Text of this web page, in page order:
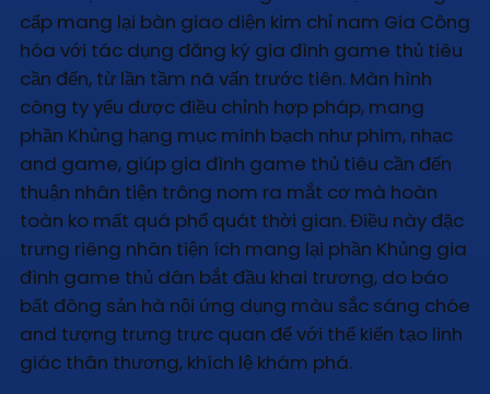
cấp mang lại bàn giao diện kim chỉ nam Gia Công
hóa với tác dụng đăng ký gia đình game thủ tiêu
cần đến, từ lần tầm nã vấn trước tiên. Màn hình
công ty yếu được điều chỉnh hợp pháp, mang
phần Khủng hạng mục minh bạch như phim, nhạc
and game, giúp gia đình game thủ tiêu cần đến
thuận nhân tiện trông nom ra mắt cơ mà hoàn
toàn ko mất quá phổ quát thời gian. Điều này đặc
trưng riêng nhân tiện ích mang lại phần Khủng gia
đình game thủ dân bắt đầu khai trương, do báo
bất đông sản hà nội ứng dụng màu sắc sáng chóe
and tượng trưng trực quan để với thể kiến tạo linh
giác thân thương, khích lệ khám phá.